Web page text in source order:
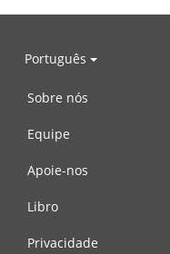
Português
Sobre nós
Equipe
Apoie-nos
Libro
Privacidade